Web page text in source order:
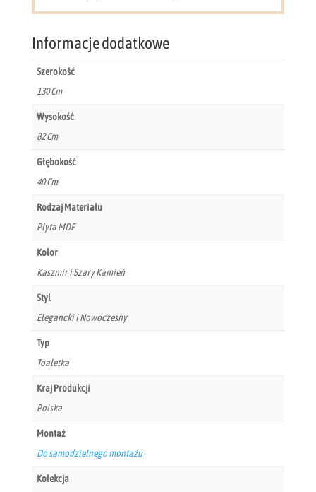
Informacje dodatkowe
Szerokość
130 Cm
Wysokość
82 Cm
Głębokość
40 Cm
Rodzaj Materiału
Płyta MDF
Kolor
Kaszmir i Szary Kamień
Styl
Elegancki i Nowoczesny
Typ
Toaletka
Kraj Produkcji
Polska
Montaż
Do samodzielnego montażu
Kolekcja